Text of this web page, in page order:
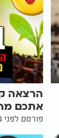
הרצאה
אתכם
פורסם לפני 4 שנים